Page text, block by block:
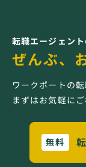
転職エージェント
ぜんぶ、
ワークポートの
まずはお気軽にご
無料